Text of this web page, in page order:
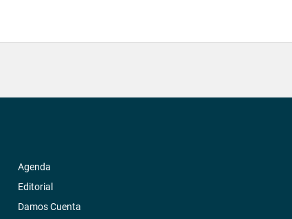
Agenda
Editorial
Damos Cuenta